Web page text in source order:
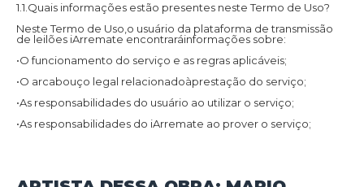
1.1.Quais informações estão presentes neste Termo de Uso?
Neste Termo de Uso,o usuário da plataforma de transmissão
de leilões iArremate encontraráinformações sobre:
•O funcionamento do serviço e as regras aplicáveis;
•O arcabouço legal relacionadoàprestação do serviço;
•As responsabilidades do usuário ao utilizar o serviço;
•As responsabilidades do iArremate ao prover o serviço;